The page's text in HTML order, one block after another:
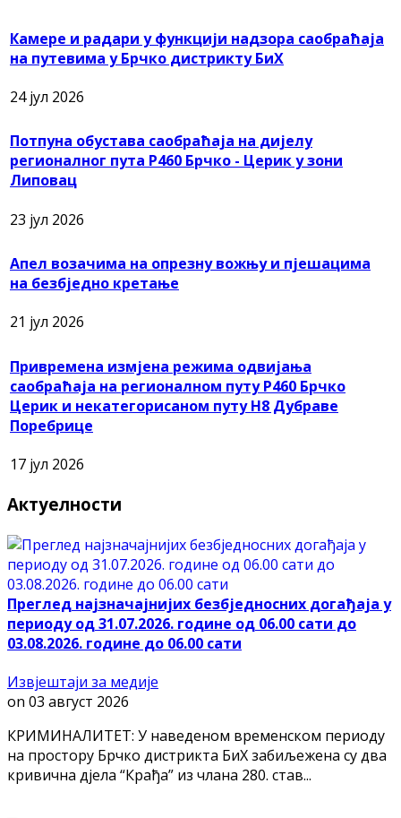
Камере и радари у функцији надзора саобраћаја
на путевима у Брчко дистрикту БиХ
24 јул 2026
Потпуна обустава саобраћаја на дијелу
регионалног пута Р460 Брчко - Церик у зони
Липовац
23 јул 2026
Апел возачима на опрезну вожњу и пјешацима
на безбједно кретање
21 јул 2026
Привремена измјена режима одвијања
саобраћаја на регионалном путу Р460 Брчко
Церик и некатегорисаном путу Н8 Дубраве
Поребрице
17 јул 2026
Актуелности
Преглед најзначајнијих безбједносних догађаја у
периоду од 31.07.2026. године од 06.00 сати до
03.08.2026. године до 06.00 сати
Извјештаји за медије
on 03 август 2026
КРИМИНАЛИТЕТ: У наведеном временском периоду
на простору Брчко дистрикта БиХ забиљежена су два
кривична дјела “Крађа” из члана 280. став...